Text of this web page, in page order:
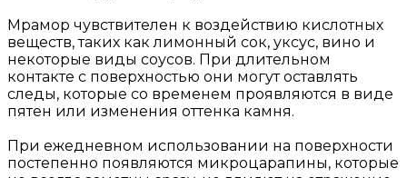
Мрамор чувствителен к воздействию кислотных
веществ, таких как лимонный сок, уксус, вино и
некоторые виды соусов. При длительном
контакте с поверхностью они могут оставлять
следы, которые со временем проявляются в виде
пятен или изменения оттенка камня.
При ежедневном использовании на поверхности
постепенно появляются микроцарапины, которые